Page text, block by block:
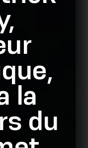
la
du